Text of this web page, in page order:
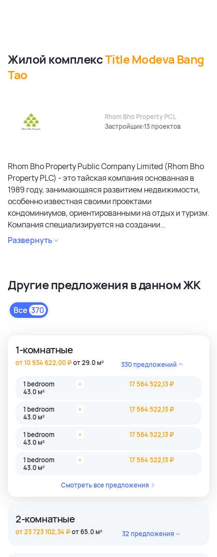
Жилой комплексTitle Modeva Bang
Tao
Rhom Bho Property PCL
Застройщик13 проектов
Rhom Bho Property Public Company Limited (Rhom Bho
Property PLC) - это тайская компания основанная в
1989 году, занимающаяся развитием недвижимости,
особенно известная своими проектами
кондоминиумов, ориентированными на отдых и туризм.
Компания специализируется на создании
кондоминиумов в привлекательных районах, уделяя
особое внимание дизайну, качеству строительства и
коммерческих объектах и жилой недвижимости
высокого качества в сегментах недвижимости
премиального и среднего класса. Среди районов
застройки как престижные комьюнити Бангкока, так и
Развернуть
Другие предложения в данном ЖК
Все 370
1-комнатные
от 29.0 м²
от 10 934 622,00 ₽ 330 предложений
1 bedroom
43.0 м²
17 564 522,13 ₽
1 bedroom
43.0 м²
17 564 522,13 ₽
1 bedroom
43.0 м²
17 564 522,13 ₽
1 bedroom
43.0 м²
17 564 522,13 ₽
Смотреть все предложения
2-комнатные
от 65.0 м²
от 23 723 102,34 ₽ 32 предложения